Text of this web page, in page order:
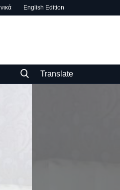
English Edition
Translate